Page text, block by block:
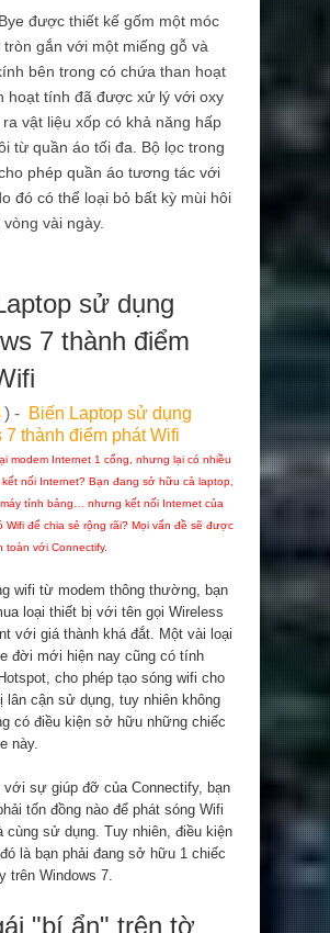
được thiết kế gốm một móc
gắn với một miếng gỗ và
bên trong có chứa than hoạt
hoạt tính đã được xử lý với oxy
vật liệu xốp có khả năng hấp
từ quần áo tối đa. Bộ lọc trong
phép quần áo tương tác với
đó có thể loại bỏ bất kỳ mùi hôi
vài ngày.
sử dụng
7 thành điểm
) - Biến Laptop sử dụng
7 thành điểm phát Wifi
modem Internet 1 cổng, nhưng lại có nhiều
nối Internet? Bạn đang sở hữu cả laptop,
tính bảng… nhưng kết nối Internet của
Wifi để chia sẻ rộng rãi? Mọi vấn đề sẽ được
toàn với Connectify.
wifi từ modem thông thường, bạn
loại thiết bị với tên gọi Wireless
với giá thành khá đắt. Một vài loại
đời mới hiện nay cũng có tính
cho phép tạo sóng wifi cho
lân cận sử dụng, tuy nhiên không
có điều kiện sở hữu những chiếc
này.
với sự giúp đỡ của Connectify, bạn
tốn đồng nào để phát sóng Wifi
cùng sử dụng. Tuy nhiên, điều kiện
là bạn phải đang sở hữu 1 chiếc
trên Windows 7.
"bí ẩn" trên tờ